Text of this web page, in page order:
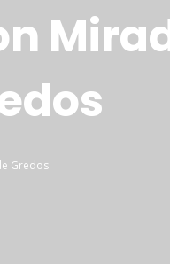
Gredos